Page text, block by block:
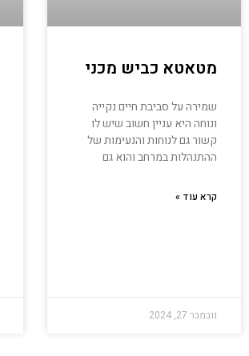
מטאטא כביש מכני
שמירה על סביבת חיים נקייה
ונוחה היא עניין חשוב שיש לו
קשור גם לנוחות והנעימות של
ההתנהלות במרחב והוא גם
קרא עוד »
נובמבר 27, 2024